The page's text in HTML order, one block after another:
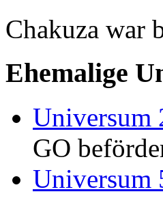
Chakuza war
Ehemalige
Universum
GO
Universum